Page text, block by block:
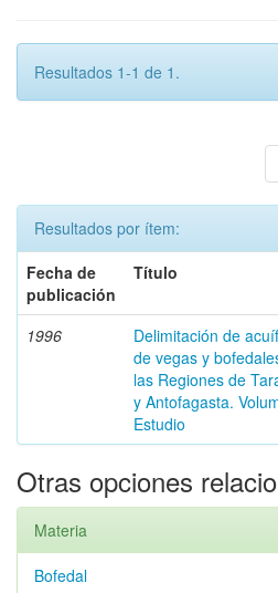
Resultados 1-1 de 1.
Resultados por ítem:
Fecha de
publicación
Título
1996
Delimitación de
de vegas y
las Regiones de
y Antofagasta.
Estudio
Otras opciones
Materia
Bofedal